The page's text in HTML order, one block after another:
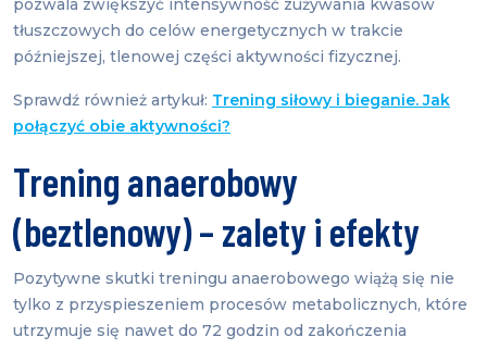
tłuszczowych do celów energetycznych w trakcie
późniejszej, tlenowej części aktywności fizycznej.
Sprawdź również artykuł: Trening siłowy i bieganie. Jak
połączyć obie aktywności?
Trening anaerobowy
(beztlenowy) – zalety i efekty
Pozytywne skutki treningu anaerobowego wiążą się nie
tylko z przyspieszeniem procesów metabolicznych, które
utrzymuje się nawet do 72 godzin od zakończenia